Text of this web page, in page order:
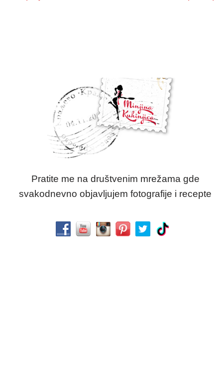
Pratite me na društvenim mrežama gde
svakodnevno objavljujem fotografije i recepte